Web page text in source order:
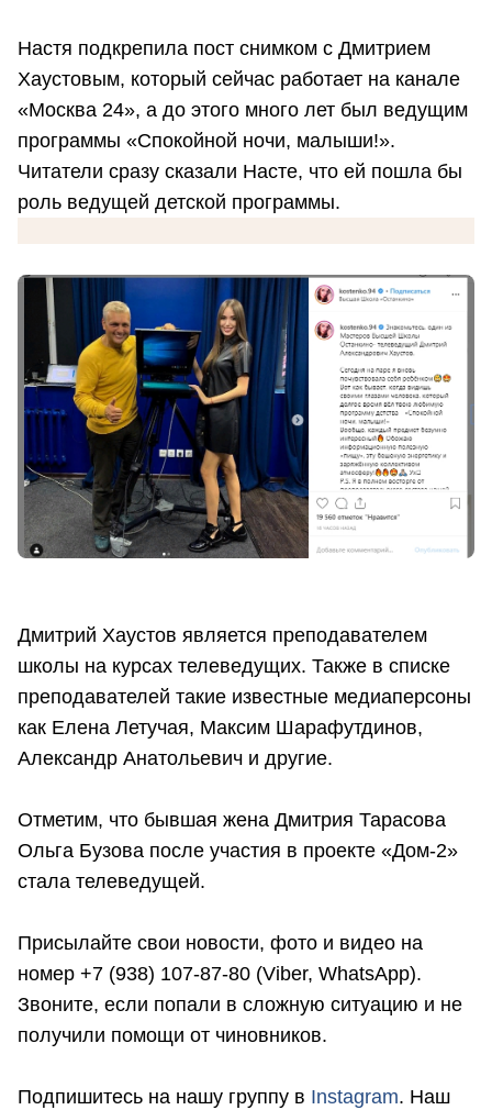
Настя подкрепила пост снимком с Дмитрием
Хаустовым, который сейчас работает на канале
«Москва 24», а до этого много лет был ведущим
программы «Спокойной ночи, малыши!».
Читатели сразу сказали Насте, что ей пошла бы
роль ведущей детской программы.
Дмитрий Хаустов является преподавателем
школы на курсах телеведущих. Также в списке
преподавателей такие известные медиаперсоны
как Елена Летучая, Максим Шарафутдинов,
Александр Анатольевич и другие.
Отметим, что бывшая жена Дмитрия Тарасова
Ольга Бузова после участия в проекте «Дом-2»
стала телеведущей.
Присылайте свои новости, фото и видео на
номер +7 (938) 107-87-80 (Viber, WhatsApp).
Звоните, если попали в сложную ситуацию и не
получили помощи от чиновников.
Подпишитесь на нашу группу в Instagram. Наш